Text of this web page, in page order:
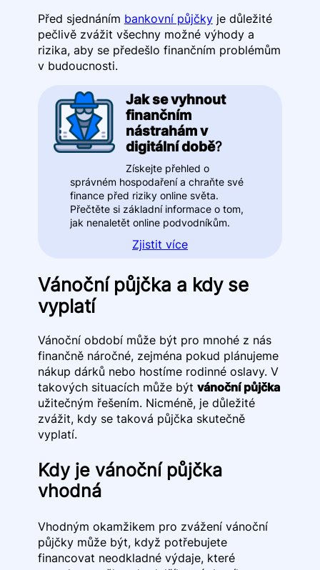
Před sjednáním bankovní půjčkyje důležité
pečlivě zvážit všechny možné výhody a
rizika, aby se předešlo finančním problémům
v budoucnosti.
Jak se vyhnout
finančním
nástrahám v
digitální době?
Získejte přehled o
správném hospodaření a chraňte své
finance před riziky online světa.
Přečtěte si základní informace o tom,
jak nenaletět online podvodníkům.
Zjistit více
Vánoční půjčka a kdy se
vyplatí
Vánoční období může být pro mnohé z nás
finančně náročné, zejména pokud plánujeme
nákup dárků nebo hostíme rodinné oslavy. V
takových situacích může být vánoční půjčka
užitečným řešením. Nicméně, je důležité
zvážit, kdy se taková půjčka skutečně
vyplatí.
Kdy je vánoční půjčka
vhodná
Vhodným okamžikem pro zvážení vánoční
půjčky může být, když potřebujete
financovat neodkladné výdaje, které